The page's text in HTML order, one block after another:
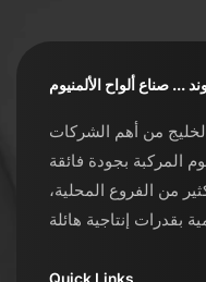
... صناع ألواح الألمنيوم
من أهم الشركات
المركبة بجودة فائقة
من الفروع المحلية،
بقدرات إنتاجية هائلة
Quick Links